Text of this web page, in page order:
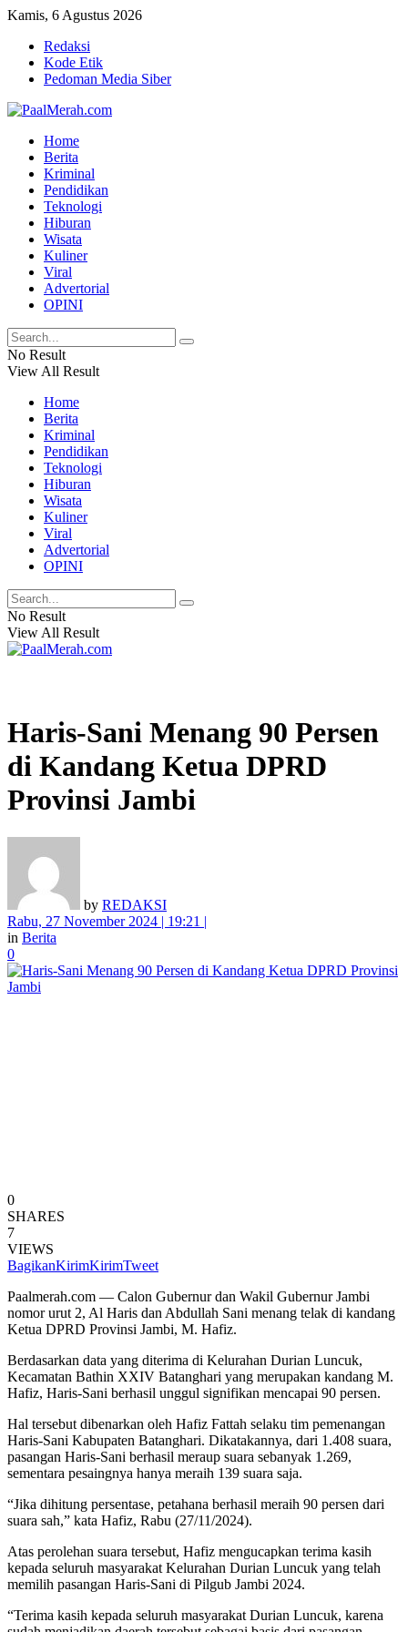
Kamis, 6 Agustus 2026
Redaksi
Kode Etik
Pedoman Media Siber
Home
Berita
Kriminal
Pendidikan
Teknologi
Hiburan
Wisata
Kuliner
Viral
Advertorial
OPINI
No Result
View All Result
Home
Berita
Kriminal
Pendidikan
Teknologi
Hiburan
Wisata
Kuliner
Viral
Advertorial
OPINI
No Result
View All Result
Haris-Sani Menang 90 Persen
di Kandang Ketua DPRD
Provinsi Jambi
by REDAKSI
Rabu, 27 November 2024 | 19:21 |
in Berita
0
0
SHARES
7
VIEWS
BagikanKirimKirimTweet
Paalmerah.com — Calon Gubernur dan Wakil Gubernur Jambi
nomor urut 2, Al Haris dan Abdullah Sani menang telak di kandang
Ketua DPRD Provinsi Jambi, M. Hafiz.
Berdasarkan data yang diterima di Kelurahan Durian Luncuk,
Kecamatan Bathin XXIV Batanghari yang merupakan kandang M.
Hafiz, Haris-Sani berhasil unggul signifikan mencapai 90 persen.
Hal tersebut dibenarkan oleh Hafiz Fattah selaku tim pemenangan
Haris-Sani Kabupaten Batanghari. Dikatakannya, dari 1.408 suara,
pasangan Haris-Sani berhasil meraup suara sebanyak 1.269,
sementara pesaingnya hanya meraih 139 suara saja.
“Jika dihitung persentase, petahana berhasil meraih 90 persen dari
suara sah,” kata Hafiz, Rabu (27/11/2024).
Atas perolehan suara tersebut, Hafiz mengucapkan terima kasih
kepada seluruh masyarakat Kelurahan Durian Luncuk yang telah
memilih pasangan Haris-Sani di Pilgub Jambi 2024.
“Terima kasih kepada seluruh masyarakat Durian Luncuk, karena